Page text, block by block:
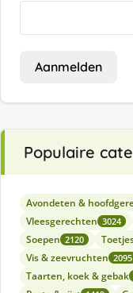
Aanmelden
Populaire
Avondeten &
Vleesgerechten 3024
Soepen 2120
Vis & zeevruchten 2095
Taarten, koek & gebak